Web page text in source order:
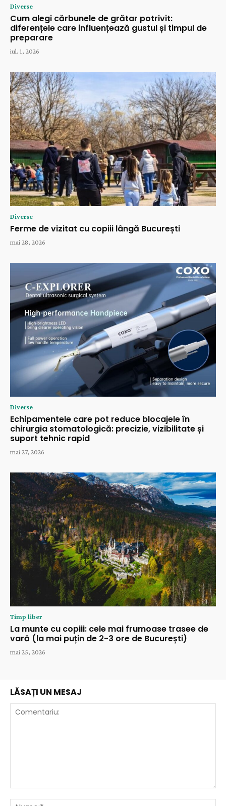
Diverse
Cum alegi cărbunele de grătar potrivit:
diferențele care influențează gustul și timpul de
preparare
iul. 1, 2026
Diverse
Ferme de vizitat cu copiii lângă București
mai 28, 2026
Diverse
Echipamentele care pot reduce blocajele în
chirurgia stomatologică: precizie, vizibilitate și
suport tehnic rapid
mai 27, 2026
Timp liber
La munte cu copiii: cele mai frumoase trasee de
vară (la mai puțin de 2-3 ore de București)
mai 25, 2026
LĂSAȚI UN MESAJ